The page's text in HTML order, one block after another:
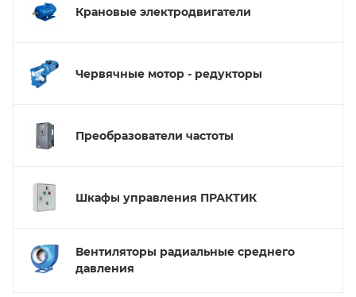
Крановые электродвигатели
Червячные мотор - редукторы
Преобразователи частоты
Шкафы управления ПРАКТИК
Вентиляторы радиальные среднего
давления